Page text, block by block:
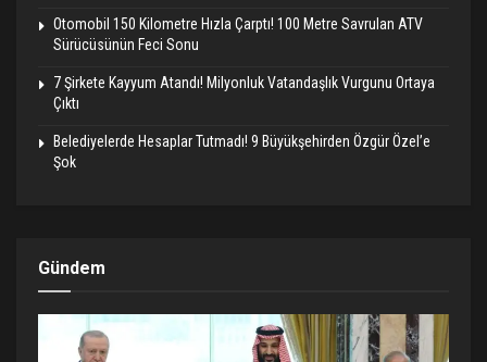
Otomobil 150 Kilometre Hızla Çarptı! 100 Metre Savrulan ATV
Sürücüsünün Feci Sonu
7 Şirkete Kayyum Atandı! Milyonluk Vatandaşlık Vurgunu Ortaya
Çıktı
Belediyelerde Hesaplar Tutmadı! 9 Büyükşehirden Özgür Özel’e
Şok
Gündem